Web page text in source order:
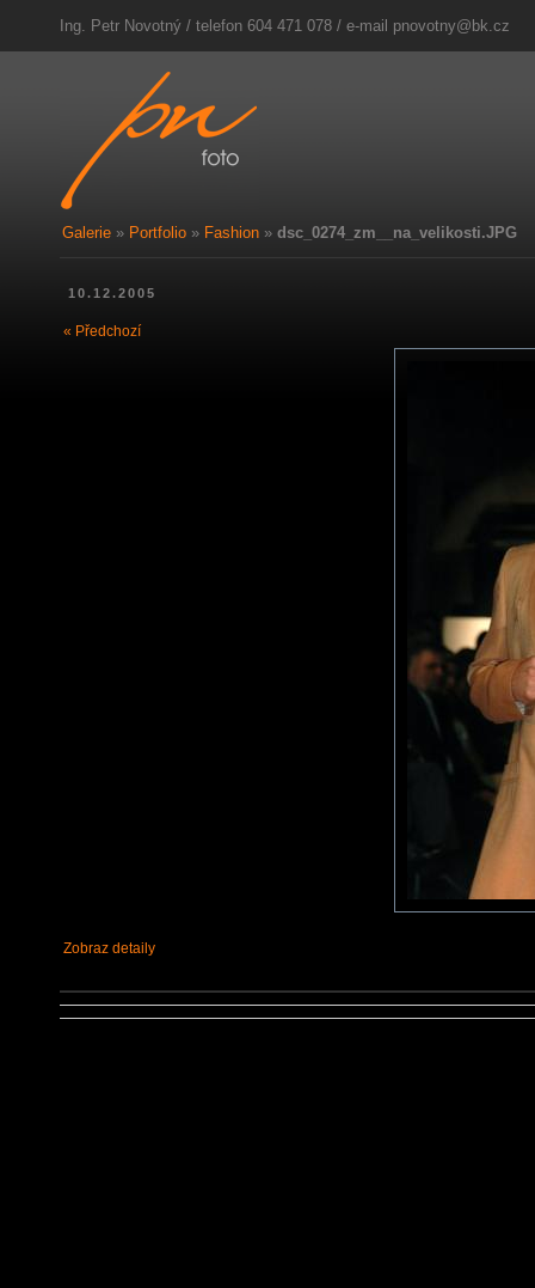
Ing. Petr Novotný / telefon 604 471 078 / e-mail pnovotny@bk.cz
Galerie » Portfolio » Fashion » dsc_0274_zm__na_velikosti.JPG
10.12.2005
« Předchozí
Zobraz detaily